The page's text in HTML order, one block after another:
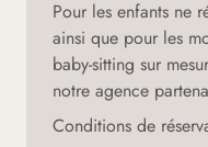
Pour les enfants ne
ainsi que pour les
baby-sitting sur
notre agence
Conditions de